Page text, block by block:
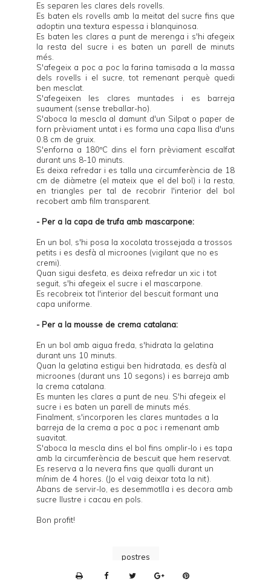
Es separen les clares dels rovells.
Es baten els rovells amb la meitat del sucre fins que
adoptin una textura espessa i blanquinosa.
Es baten les clares a punt de merenga i s'hi afegeix
la resta del sucre i es baten un parell de minuts
més.
S'afegeix a poc a poc la farina tamisada a la massa
dels rovells i el sucre, tot remenant perquè quedi
ben mesclat.
S'afegeixen les clares muntades i es barreja
suaument (sense treballar-ho).
S'aboca la mescla al damunt d'un Silpato paper de
forn prèviament untat i es forma una capa llisa d'uns
0.8 cm de gruix.
S'enforna a 180ºC dins el forn prèviament escalfat
durant uns 8-10 minuts.
Es deixa refredar i es talla una circumferència de 18
cm de diàmetre (el mateix que el del bol) i la resta,
en triangles per tal de recobrir l'interior del bol
recobert amb film transparent.
- Per a la capa de trufa amb mascarpone:
En un bol, s'hi posa la xocolata trossejada a trossos
petits i es desfà al microones (vigilant que no es
cremi).
Quan sigui desfeta, es deixa refredar un xic i tot
seguit, s'hi afegeix el sucre i el mascarpone.
Es recobreix tot l'interior del bescuit formant una
capa uniforme.
- Per a la mousse de crema catalana:
En un bol amb aigua freda, s'hidrata la gelatina
durant uns 10 minuts.
Quan la gelatina estigui ben hidratada, es desfà al
microones (durant uns 10 segons) i es barreja amb
la crema catalana.
Es munten les clares a punt de neu. S'hi afegeix el
sucre i es baten un parell de minuts més.
Finalment, s'incorporen les clares muntades a la
barreja de la crema a poc a poc i remenant amb
suavitat.
S'aboca la mescla dins el bol fins omplir-lo i es tapa
amb la circumferència de bescuit que hem reservat.
Es reserva a la nevera fins que qualli durant un
mínim de 4 hores. (Jo el vaig deixar tota la nit).
Abans de servir-lo, es desemmotlla i es decora amb
sucre llustre i cacau en pols.
Bon profit!
postres